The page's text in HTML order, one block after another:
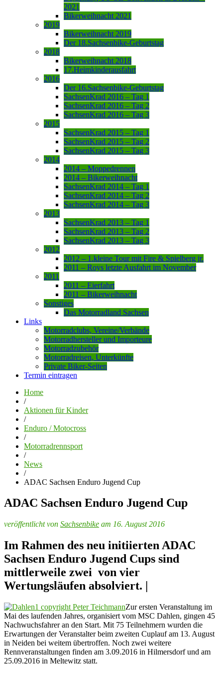
2021
Bikerweihnacht 2021
2019
Bikerweihnacht 2019
Der 18.Sachsenbike-Geburtstag
2018
Bikerweihnacht 2018
17.Heimkinderausfahrt
2016
Der 16.Sachsenbike-Geburtstag
SachsenKrad 2016 – Tag 1
SachsenKrad 2016 – Tag 2
SachsenKrad 2016 – Tag 3
2015
SachsenKrad 2015 – Tag 1
SachsenKrad 2015 – Tag 2
SachsenKrad 2015 – Tag 3
2014
2014 – Moppedrennen
2014 – Bikerweihnacht
SachsenKrad 2014 – Tag 1
SachsenKrad 2014 – Tag 2
SachsenKrad 2014 – Tag 3
2013
SachsenKrad 2013 – Tag 1
SachsenKrad 2013 – Tag 2
SachsenKrad 2013 – Tag 3
2012
2012 – 1.kleine Tour mit Fire & Spielberg jr.
2011 – Roys letzte Ausfahrt im November
2011
2011 – Eierfahrt
2011 – Bikerweihnacht
Sonstiges
Das Motorradland Sachsen
Links
Motorradclubs, Vereine/Verbände
Motorradhersteller und Importeure
Motorradzubehör
Motorradreisen, Unterkünfte
Private Biker-Seiten
Termin eintragen
Home
/
Aktionen für Kinder
/
Enduro / Motocross
/
Motorradrennsport
/
News
/
ADAC Sachsen Enduro Jugend Cup
ADAC Sachsen Enduro Jugend Cup
veröffentlicht von Sachsenbike am 16. August 2016
Im Rahmen des neu initiierten ADAC
Sachsen Enduro Jugend Cups sind
mittlerweile zwei von vier
Wertungsläufen absolviert. |
Zur ersten Veranstaltung im
Mai des laufenden Jahres, organisiert vom MSC Dahlen, gingen 45
Nachwuchsfahrer an den Start. Mit 75 Teilnehmern wurden die
Erwartungen der Veranstalter beim zweiten Cuplauf am 13. August
in Neiden bei weitem übertroffen. Noch zwei weitere
Rennveranstaltungen finden am 3.09.2016 in Hilmersdorf und am
25.09.2016 in Meltewitz statt.